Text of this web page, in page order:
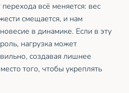
всё меняется: вес
смещается, и нам
в динамике. Если в эту
нагрузка может
создавая лишнее
того, чтобы укреплять